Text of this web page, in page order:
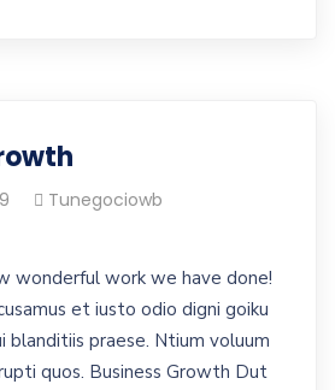
Tunegociowb
wonderful work we have done!
et iusto odio digni goiku
blanditiis praese. Ntium voluum
quos. Business Growth Dut